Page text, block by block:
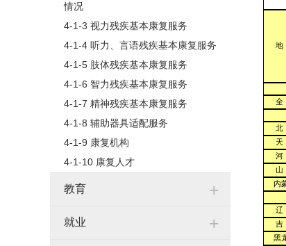
情况
4-1-3 视力残疾基本康复服务
4-1-4 听力、言语残疾基本康复服务
4-1-5 肢体残疾基本康复服务
4-1-6 智力残疾基本康复服务
4-1-7 精神残疾基本康复服务
4-1-8 辅助器具适配服务
4-1-9 康复机构
4-1-10 康复人才
教育 +
就业 +
地
全
北
天
河
山
内
辽
吉
黑